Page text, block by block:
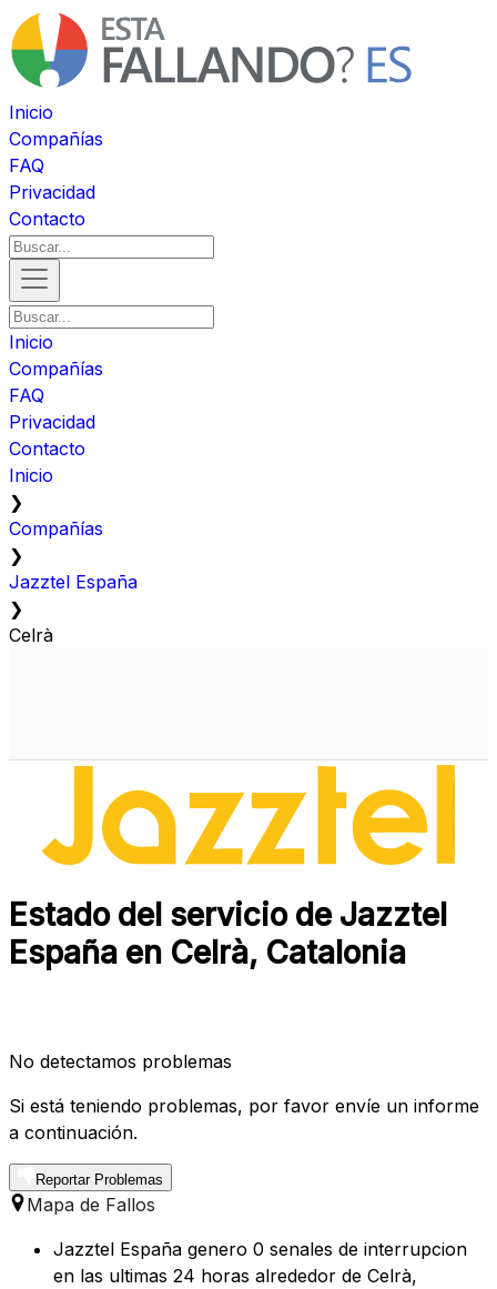
Inicio
Compañías
FAQ
Privacidad
Contacto
Inicio
Compañías
FAQ
Privacidad
Contacto
Inicio
❯
Compañías
❯
Jazztel España
❯
Celrà
Estado del servicio de Jazztel
España en Celrà, Catalonia
No detectamos problemas
Si está teniendo problemas, por favor envíe un informe
a continuación.
Reportar Problemas
Mapa de Fallos
Jazztel España genero 0 senales de interrupcion
en las ultimas 24 horas alrededor de Celrà,